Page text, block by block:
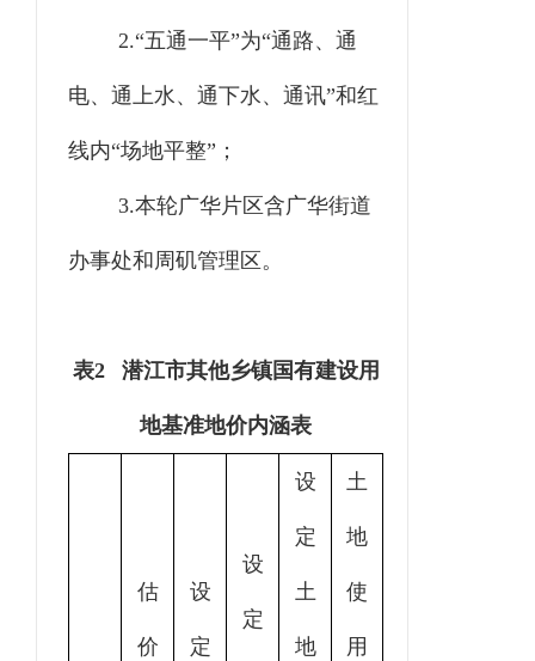
2.“五通一平”为“通路、通
电、通上水、通下水、通讯”和红
线内“场地平整”；
3.本轮广华片区含广华街道
办事处和周矶管理区。
表2 潜江市其他乡镇国有建设用
地基准地价内涵表
估
价
设
定
设
定
设
定
土
地
土
地
使
用